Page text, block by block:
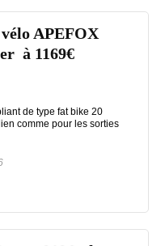
APEFOX
à 1169€
de type fat bike 20
comme pour les sorties